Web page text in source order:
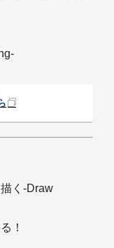
く-Draw
！